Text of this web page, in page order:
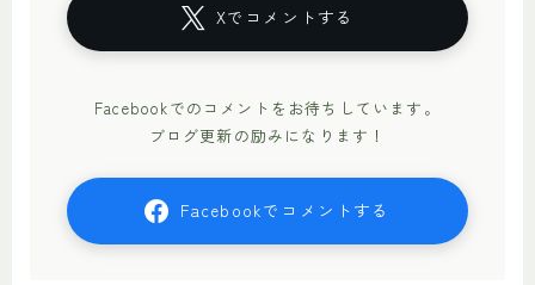
Xでコメントする
Facebookでのコメントをお待ちしています。
ブログ更新の励みになります！
Facebookでコメントする